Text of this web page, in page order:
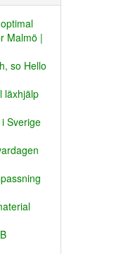
Malmö |
so Hello
läxhjälp
Sverige